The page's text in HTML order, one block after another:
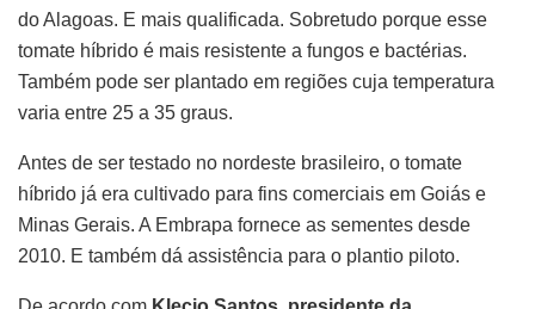
do Alagoas. E mais qualificada. Sobretudo porque esse
tomate híbrido é mais resistente a fungos e bactérias.
Também pode ser plantado em regiões cuja temperatura
varia entre 25 a 35 graus.
Antes de ser testado no nordeste brasileiro, o tomate
híbrido já era cultivado para fins comerciais em Goiás e
Minas Gerais. A Embrapa fornece as sementes desde
2010. E também dá assistência para o plantio piloto.